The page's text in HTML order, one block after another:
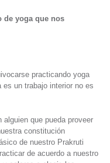
de yoga que nos
practicando yoga
un trabajo interior no es
alguien que pueda proveer
constitución
de nuestro Prakruti
de acuerdo a nuestro